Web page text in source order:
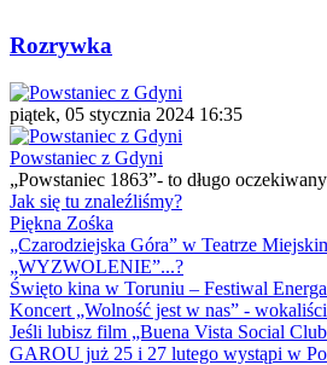
Rozrywka
piątek, 05 stycznia 2024 16:35
Powstaniec z Gdyni
„Powstaniec 1863”- to długo
Jak się tu znaleźliśmy?
Piękna Zośka
„Czarodziejska Góra” w Teatrze
„WYZWOLENIE”...?
Święto kina w Toruniu – Festiwal
Koncert „Wolność jest w nas” -
Jeśli lubisz film „Buena Vista Social
GAROU już 25 i 27 lutego wystąpi w